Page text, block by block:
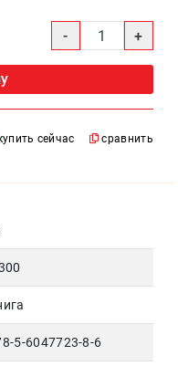
сейчас сравнить
5-6047723-8-6